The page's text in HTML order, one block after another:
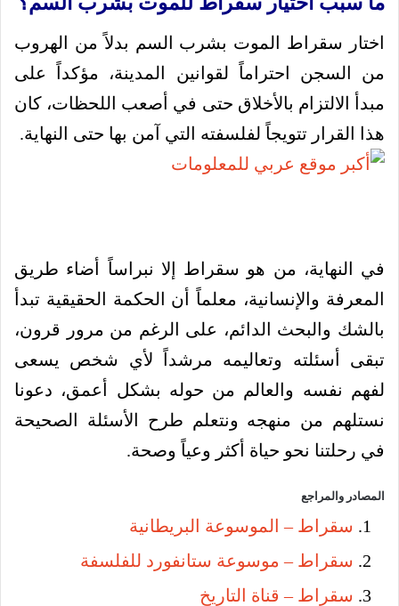
اختار سقراط الموت بشرب السم بدلاً من الهروب
من السجن احتراماً لقوانين المدينة، مؤكداً على
مبدأ الالتزام بالأخلاق حتى في أصعب اللحظات، كان
هذا القرار تتويجاً لفلسفته التي آمن بها حتى النهاية.
في النهاية، من هو سقراط إلا نبراساً أضاء طريق
المعرفة والإنسانية، معلماً أن الحكمة الحقيقية تبدأ
بالشك والبحث الدائم، على الرغم من مرور قرون،
تبقى أسئلته وتعاليمه مرشداً لأي شخص يسعى
لفهم نفسه والعالم من حوله بشكل أعمق، دعونا
نستلهم من منهجه ونتعلم طرح الأسئلة الصحيحة
في رحلتنا نحو حياة أكثر وعياً وصحة.
المصادر والمراجع
سقراط – الموسوعة البريطانية
سقراط – موسوعة ستانفورد للفلسفة
سقراط – قناة التاريخ